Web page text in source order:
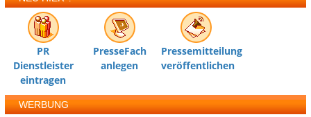
PR
Dienstleister
eintragen
PresseFach
anlegen
Pressemitteilung
veröffentlichen
WERBUNG